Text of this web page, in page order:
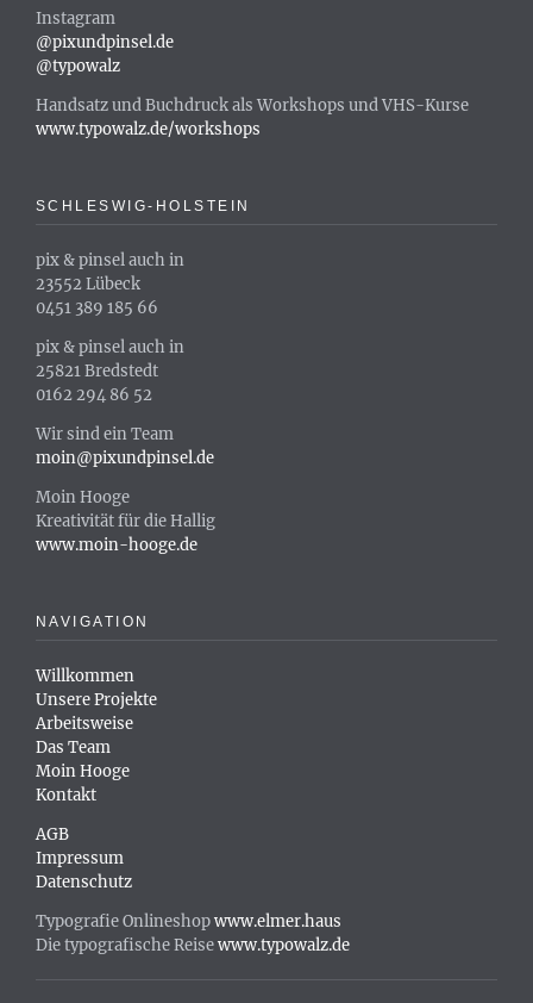
Instagram
@pixundpinsel.de
@typowalz
Handsatz und Buchdruck als Workshops und VHS-Kurse
www.typowalz.de/workshops
SCHLESWIG-HOLSTEIN
pix & pinsel auch in
23552 Lübeck
0451 389 185 66
pix & pinsel auch in
25821 Bredstedt
0162 294 86 52
Wir sind ein Team
moin@pixundpinsel.de
Moin Hooge
Kreativität für die Hallig
www.moin-hooge.de
NAVIGATION
Willkommen
Unsere Projekte
Arbeitsweise
Das Team
Moin Hooge
Kontakt
AGB
Impressum
Datenschutz
Typografie Onlineshopwww.elmer.haus
Die typografische Reisewww.typowalz.de